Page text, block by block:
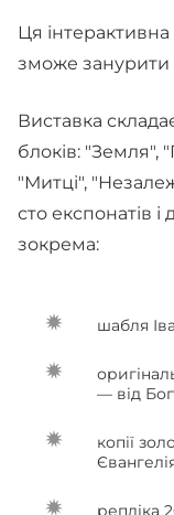
Ця
зможе занурити
Виставка
блоків: "Земля",
"Митці",
сто експонатів
зокрема:
шабля
— від
копії
репліка